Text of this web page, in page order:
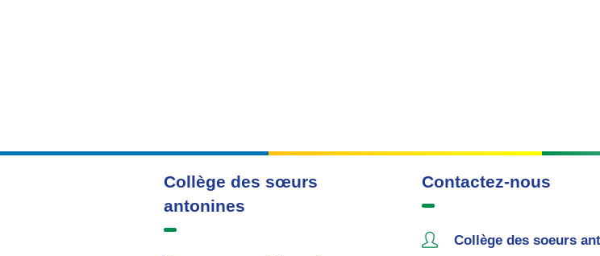
Collège des sœurs
antonines
Contactez-nous
Collège des soeurs